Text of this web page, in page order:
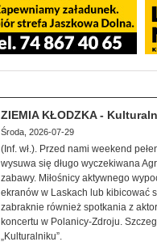
ZIEMIA KŁODZKA -
Środa, 2026-07-29
(Inf. wł.). Przed nami weekend
wysuwa się długo wyczekiwana
zabawy. Miłośnicy aktywnego
ekranów w Laskach lub kibicować
zabraknie również spotkania z
koncertu w Polanicy-Zdroju.
„Kulturalniku”.